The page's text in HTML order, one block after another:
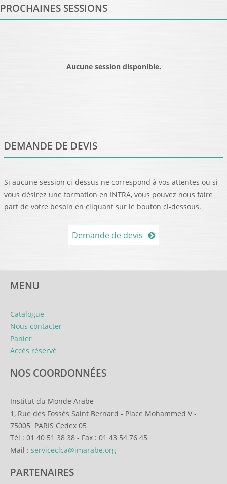
PROCHAINES SESSIONS
Aucune session disponible.
DEMANDE DE DEVIS
Si aucune session ci-dessus ne correspond à vos attentes ou si
vous désirez une formation en INTRA, vous pouvez nous faire
part de votre besoin en cliquant sur le bouton ci-dessous.
Demande de devis
MENU
Catalogue
Nous contacter
Panier
Accès réservé
NOS COORDONNÉES
Institut du Monde Arabe
1, Rue des Fossés Saint Bernard - Place Mohammed V -
75005 PARIS Cedex 05
Tél : 01 40 51 38 38 - Fax : 01 43 54 76 45
Mail : serviceclca@imarabe.org
PARTENAIRES